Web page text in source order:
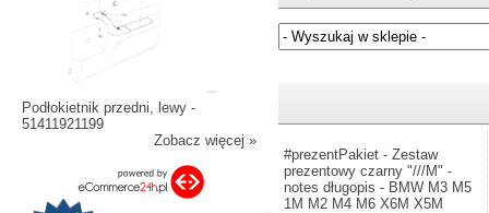
Podłokietnik przedni, lewy -
51411921199
Zobacz więcej »
#prezentPakiet - Zestaw
prezentowy czarny "///M" -
notes długopis - BMW M3 M5
1M M2 M4 M6 X6M X5M